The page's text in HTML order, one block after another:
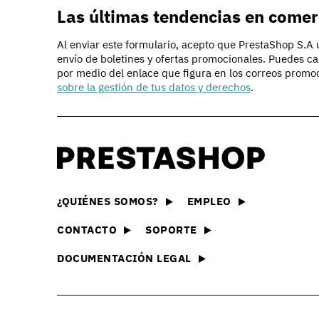
La tecnología que hay
e-commerce
Nuestra oferta
Compara y elige la oferta
adecuada para tu negocio
Crear una tienda online
Descubre todas las formas
Las últimas tendencias en
Al enviar este formulario, acepto que PrestaShop
envío de boletines y ofertas promocionales. Puedes
por medio del enlace que figura en los correos
sobre la gestión de tus datos y derechos.
¿QUIÉNES SOMOS? EMPLEO
CONTACTO SOPORTE
DOCUMENTACIÓN LEGAL